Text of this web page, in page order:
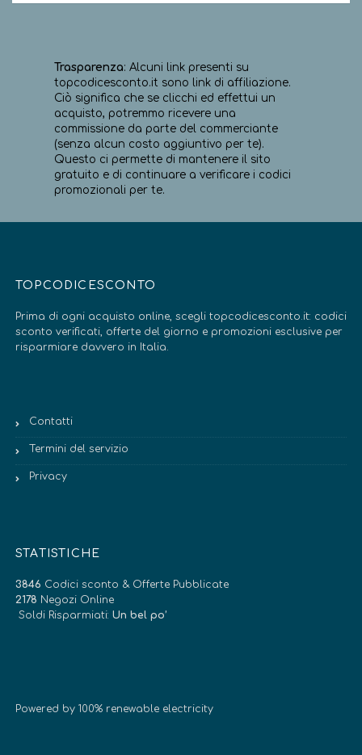
Trasparenza: Alcuni link presenti su
topcodicesconto.it sono link di affiliazione.
Ciò significa che se clicchi ed effettui un
acquisto, potremmo ricevere una
commissione da parte del commerciante
(senza alcun costo aggiuntivo per te).
Questo ci permette di mantenere il sito
gratuito e di continuare a verificare i codici
promozionali per te.
TOPCODICESCONTO
Prima di ogni acquisto online, scegli topcodicesconto.it: codici
sconto verificati, offerte del giorno e promozioni esclusive per
risparmiare davvero in Italia.
Contatti
Termini del servizio
Privacy
STATISTICHE
3846 Codici sconto & Offerte Pubblicate
2178 Negozi Online
Soldi Risparmiati: Un bel po’
Powered by 100% renewable electricity